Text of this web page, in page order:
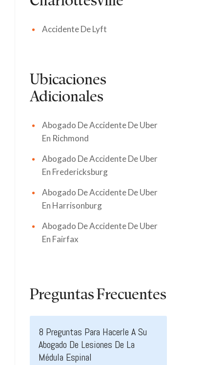
Accidente De Lyft
Ubicaciones
Adicionales
Abogado De Accidente De Uber
En Richmond
Abogado De Accidente De Uber
En Fredericksburg
Abogado De Accidente De Uber
En Harrisonburg
Abogado De Accidente De Uber
En Fairfax
Preguntas Frecuentes
8 Preguntas Para Hacerle A Su
Abogado De Lesiones De La
Médula Espinal